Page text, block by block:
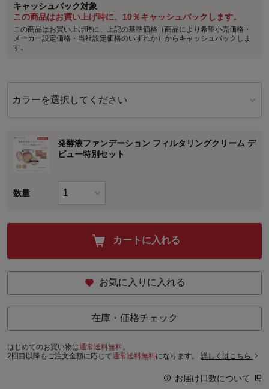
キャッシュバック対象
この商品はお買い上げ時に、10％キャッシュバックします。
この商品はお買い上げ時に、上記の基準価格（商品により希望小売価格・
メーカー設定価格・当社設定価格のいずれか）からキャッシュバックしま
す。
カラーを選択してください
発酵液ファンデーション フィルタリングクリーム デ
ビュー特別セット
数量
カートに入れる
お気に入りに入れる
在庫・価格チェック
はじめてのお買い物は通常送料無料。
2回目以降もご注文金額に応じて通常送料無料になります。 詳しくはこちら
お届け日数について